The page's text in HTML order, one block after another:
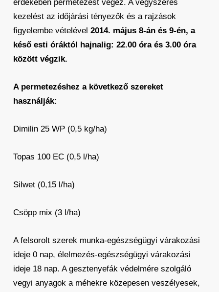
érdekében permetezést végez. A vegyszeres
kezelést az időjárási tényezők és a rajzások
figyelembe vételével 2014. május 8-án és 9-én, a
késő esti óráktól hajnalig: 22.00 óra és 3.00 óra
között végzik.
A permetezéshez a következő szereket
használják:
Dimilin 25 WP (0,5 kg/ha)
Topas 100 EC (0,5 l/ha)
Silwet (0,15 l/ha)
Csöpp mix (3 l/ha)
A felsorolt szerek munka-egészségügyi várakozási
ideje 0 nap, élelmezés-egészségügyi várakozási
ideje 18 nap. A gesztenyefák védelmére szolgáló
vegyi anyagok a méhekre közepesen veszélyesek,